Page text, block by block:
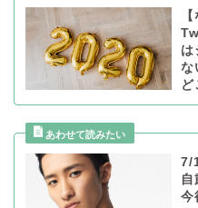
は
な
ど
7/
今